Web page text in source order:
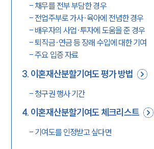
- 채무를 전부 부담한 경우
- 전업주부로 가사·육아에 전념한 경우
- 배우자의 사업·투자에 도움을 준 경우
-퇴직금·연금 등 장래 수입에 대한 기여
-주요 입증 자료
3. 이혼재산분할기여도 평가 방법
-청구권 행사 기간
4. 이혼재산분할기여도 체크리스트
- 기여도를 인정받고 싶다면